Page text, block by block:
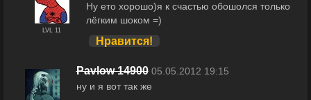
LVL 11
Ну ето хорошо)я к счастью обошолся только
лёгким шоком =)
Нравится!
Pavlow 14900 05.05.2012 19:15
ну и я вот так же